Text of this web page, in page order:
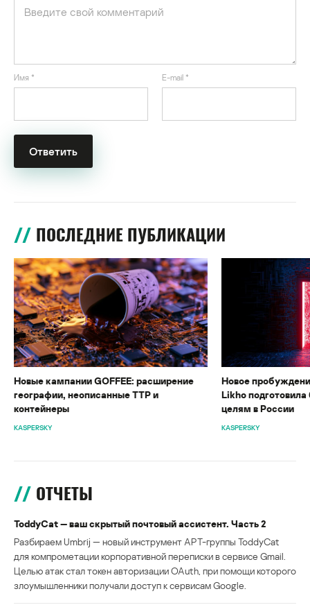
Имя * E-mail *
ПОСЛЕДНИЕ ПУБЛИКАЦИИ
Новые кампании GOFFEE: расширение
географии, неописанные TTP и
контейнеры
KASPERSKY
Новое
Likho
целям в России
KASPERSKY
ОТЧЕТЫ
ToddyCat — ваш скрытый почтовый ассистент. Часть 2
Разбираем Umbrij — новый инструмент APT-группы ToddyCat
для компрометации корпоративной переписки в сервисе Gmail.
Целью атак стал токен авторизации OAuth, при помощи которого
злоумышленники получали доступ к сервисам Google.